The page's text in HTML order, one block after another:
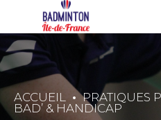
ACCUEIL
PRATIQUES
BAD’ & HANDICAP